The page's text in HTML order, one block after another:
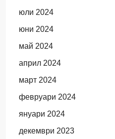
юли 2024
юни 2024
май 2024
април 2024
март 2024
февруари 2024
януари 2024
декември 2023